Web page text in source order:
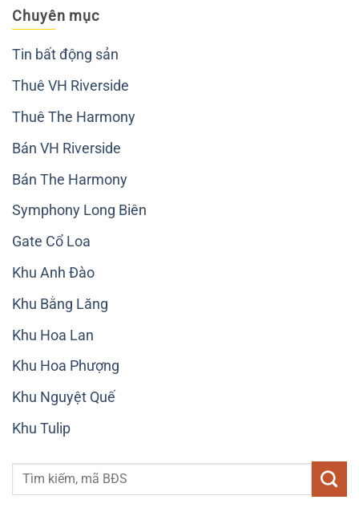
Chuyên mục
Tin bất động sản
Thuê VH Riverside
Thuê The Harmony
Bán VH Riverside
Bán The Harmony
Symphony Long Biên
Gate Cổ Loa
Khu Anh Đào
Khu Bằng Lăng
Khu Hoa Lan
Khu Hoa Phượng
Khu Nguyệt Quế
Khu Tulip